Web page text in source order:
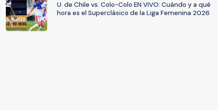
U. de Chile vs. Colo-Colo EN VIVO: Cuándo y a qué
hora es el Superclásico de la Liga Femenina 2026